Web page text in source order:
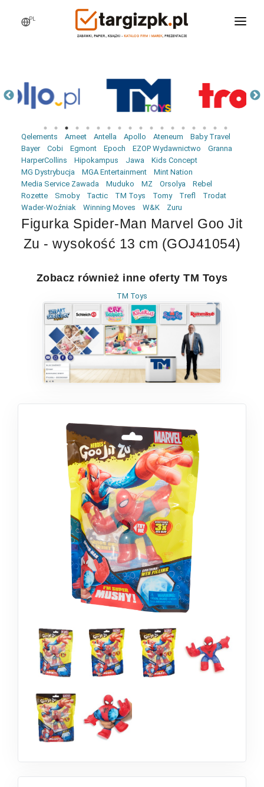
PL
PRODUKTY
AKTUALNOŚCI
LOGOWANIE
REJESTRACJA
Qelements Ameet Antella Apollo Ateneum
Baby Travel
Bayer
Cobi Egmont Epoch EZOP Wydawnictwo
Granna
HarperCollins
Hipokampus Jawa
Kids Concept
MG Dystrybucja
MGA Entertainment
Mint Nation
Media Service Zawada
Muduko MZ Orsolya
Rebel
Rozette
Smoby Tactic TM Toys Tomy Trefl
Trodat
Wader-Woźniak
Winning Moves W&K Zuru
Figurka Spider-Man Marvel Goo Jit
Zu - wysokość 13 cm (GOJ41054)
Zobacz również inne oferty TM Toys
TM Toys